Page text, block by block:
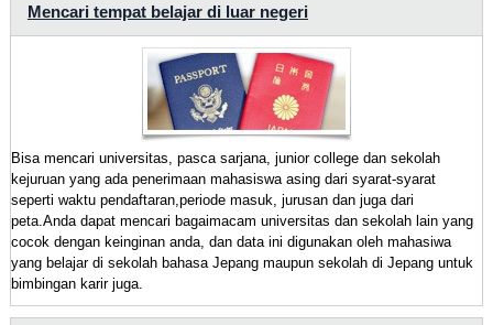
Mencari tempat belajar di luar negeri
Bisa mencari universitas, pasca sarjana, junior college dan sekolah
kejuruan yang ada penerimaan mahasiswa asing dari syarat-syarat
seperti waktu pendaftaran,periode masuk, jurusan dan juga dari
peta.Anda dapat mencari bagaimacam universitas dan sekolah lain yang
cocok dengan keinginan anda, dan data ini digunakan oleh mahasiwa
yang belajar di sekolah bahasa Jepang maupun sekolah di Jepang untuk
bimbingan karir juga.